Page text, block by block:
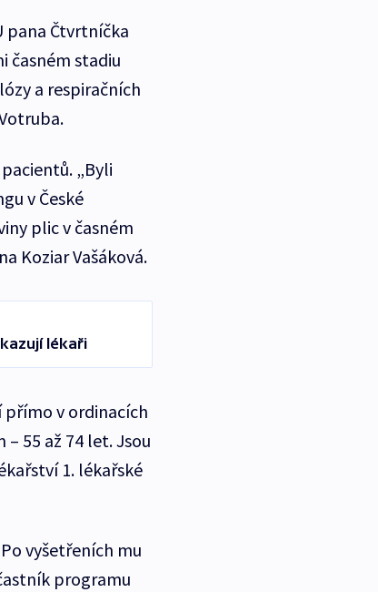
pana Čtvrtníčka
časném stadiu
a respiračních
„Byli
v České
plic v časném
Koziar Vašáková.
lékaři
přímo v ordinacích
55 až 74 let. Jsou
1. lékařské
vyšetřeních mu
programu